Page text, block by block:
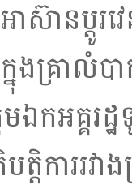
ាស៊ានប្ដូរ
គ្រាលំបាក
អគ្គរដ្
ការរវា